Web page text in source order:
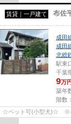
賃貸｜一戸建て 布佐
成田
成田
北総
駅東
千葉
9万円
築年
階数
☆ペット可(小型犬)☆ ※